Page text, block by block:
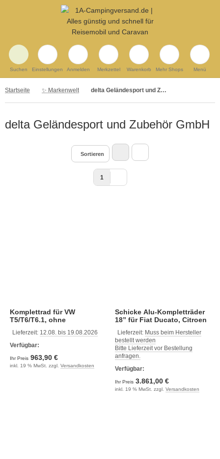
Suchen Einstellungen Anmelden Merkzettel Warenkorb Mehr Shops Menü
Startseite ✨ Markenwelt delta Geländesport und Zubehör GmbH
delta Geländesport und Zubehör GmbH
Sortieren
1
Komplettrad für VW
T5/T6/T6.1, ohne
Lieferzeit: 12.08. bis 19.08.2026
Verfügbar:
Ihr Preis 963,90 €
inkl. 19 % MwSt. zzgl. Versandkosten
Schicke Alu-Kompletträder
18” für Fiat Ducato, Citroen
Maxi, ohne
Reifendrucksensor
Lieferzeit: Muss beim Hersteller
bestellt werden
Bitte Lieferzeit vor Bestellung
anfragen.
Verfügbar:
Ihr Preis 3.861,00 €
inkl. 19 % MwSt. zzgl. Versandkosten